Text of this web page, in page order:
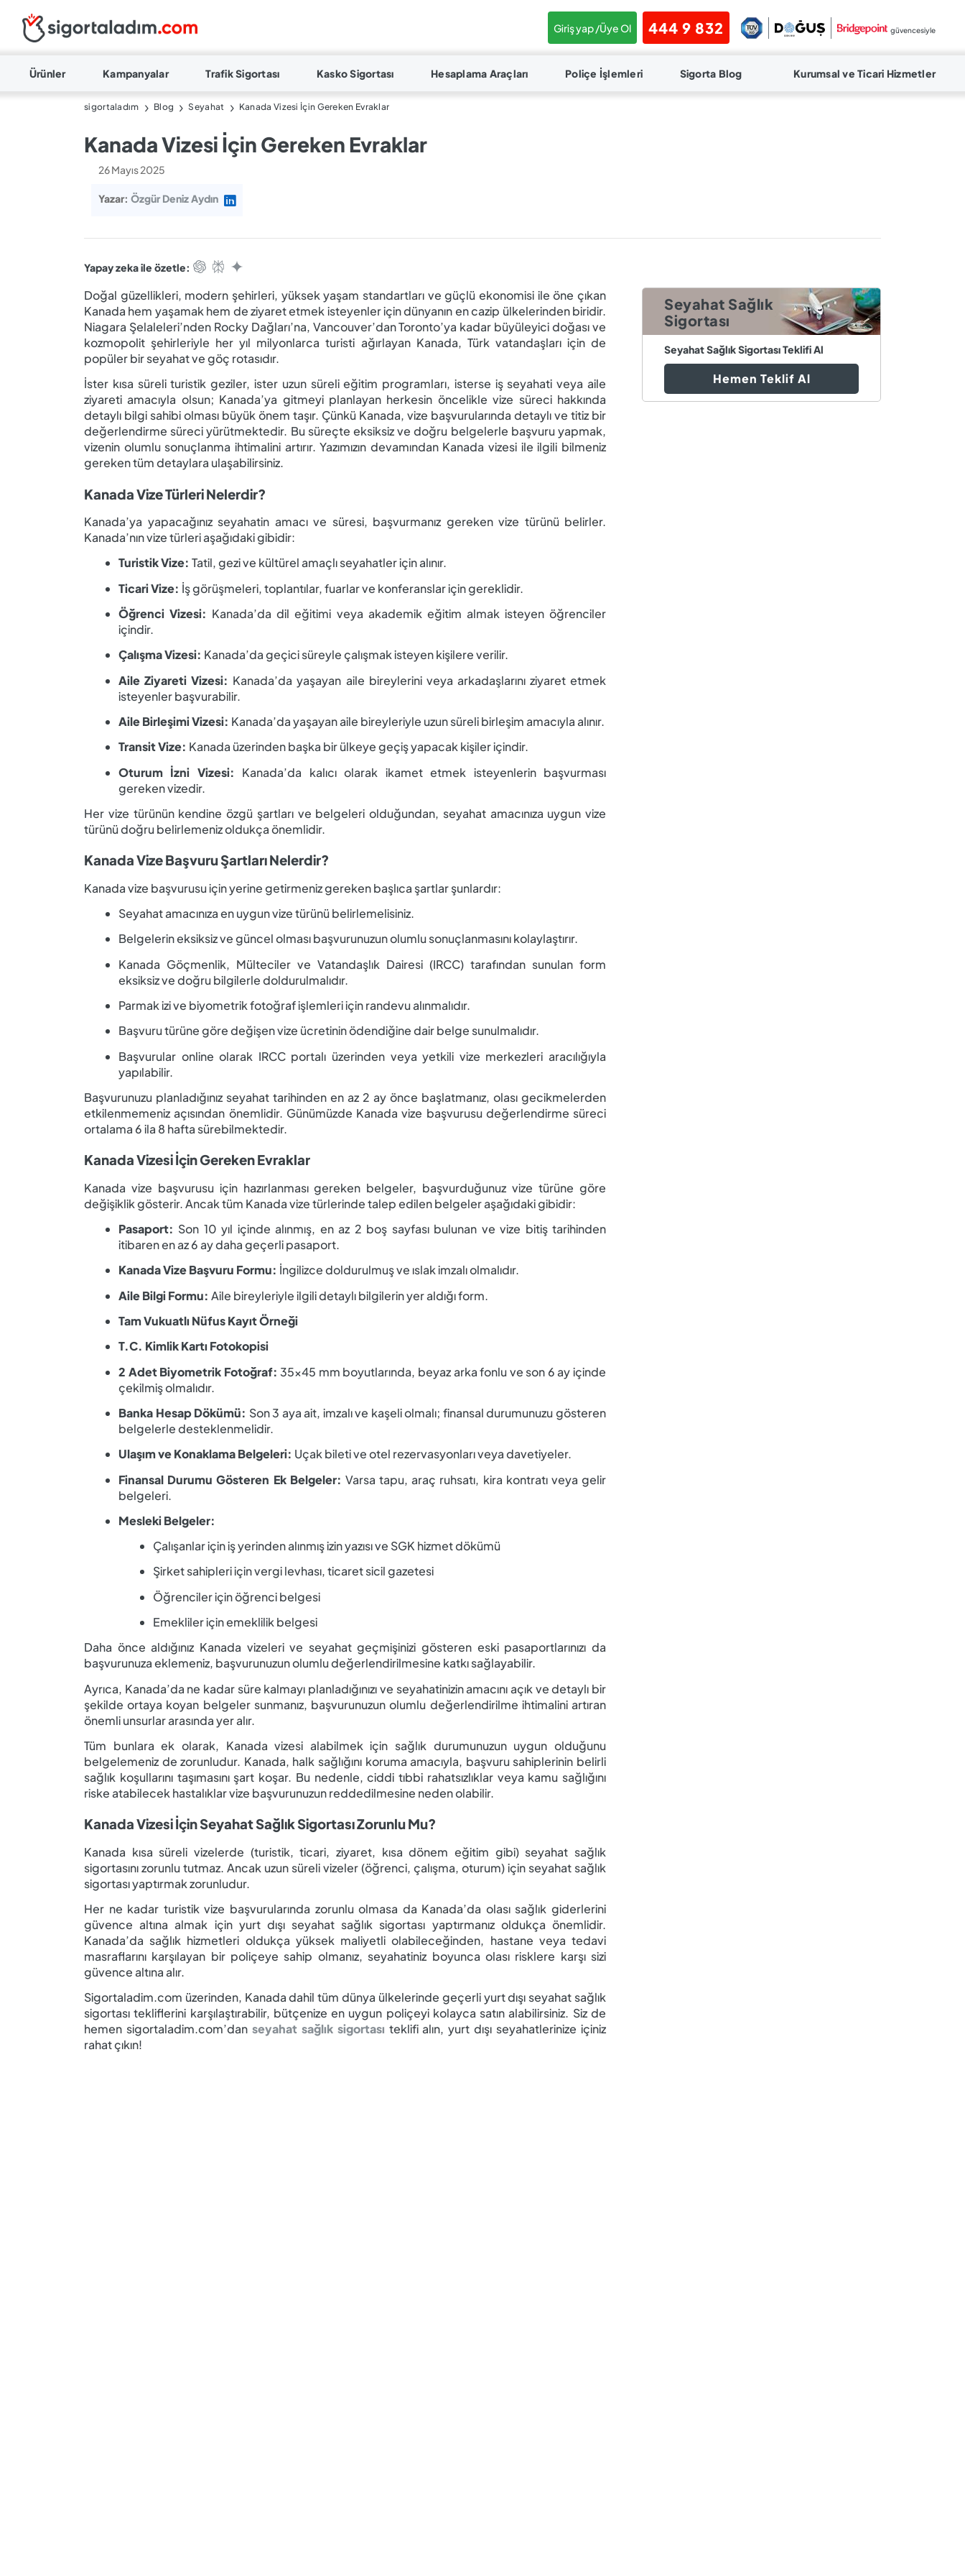
Giriş yap /Üye Ol 444 9 832 güvencesiyle
Ürünler Kampanyalar Trafik Sigortası Kasko Sigortası Hesaplama Araçları Poliçe İşlemleri Sigorta Blog Kurumsal ve Ticari Hizmetler
sigortaladım Blog Seyahat Kanada Vizesi İçin Gereken Evraklar
Kanada Vizesi İçin Gereken Evraklar
26 Mayıs 2025
Yazar: Özgür Deniz Aydın
Yapay zeka ile özetle:
Doğal güzellikleri, modern şehirleri, yüksek yaşam standartları ve güçlü ekonomisi ile öne çıkan
Kanada hem yaşamak hem de ziyaret etmek isteyenler için dünyanın en cazip ülkelerinden biridir.
Niagara Şelaleleri’nden Rocky Dağları’na, Vancouver’dan Toronto’ya kadar büyüleyici doğası ve
kozmopolit şehirleriyle her yıl milyonlarca turisti ağırlayan Kanada, Türk vatandaşları için de
popüler bir seyahat ve göç rotasıdır.
İster kısa süreli turistik geziler, ister uzun süreli eğitim programları, isterse iş seyahati veya aile
ziyareti amacıyla olsun; Kanada’ya gitmeyi planlayan herkesin öncelikle vize süreci hakkında
detaylı bilgi sahibi olması büyük önem taşır. Çünkü Kanada, vize başvurularında detaylı ve titiz bir
değerlendirme süreci yürütmektedir. Bu süreçte eksiksiz ve doğru belgelerle başvuru yapmak,
vizenin olumlu sonuçlanma ihtimalini artırır. Yazımızın devamından Kanada vizesi ile ilgili bilmeniz
gereken tüm detaylara ulaşabilirsiniz.
Kanada Vize Türleri Nelerdir?
Kanada’ya yapacağınız seyahatin amacı ve süresi, başvurmanız gereken vize türünü belirler.
Kanada’nın vize türleri aşağıdaki gibidir:
Turistik Vize: Tatil, gezi ve kültürel amaçlı seyahatler için alınır.
Ticari Vize: İş görüşmeleri, toplantılar, fuarlar ve konferanslar için gereklidir.
Öğrenci Vizesi: Kanada’da dil eğitimi veya akademik eğitim almak isteyen öğrenciler
içindir.
Çalışma Vizesi: Kanada’da geçici süreyle çalışmak isteyen kişilere verilir.
Aile Ziyareti Vizesi: Kanada’da yaşayan aile bireylerini veya arkadaşlarını ziyaret etmek
isteyenler başvurabilir.
Aile Birleşimi Vizesi: Kanada’da yaşayan aile bireyleriyle uzun süreli birleşim amacıyla alınır.
Transit Vize: Kanada üzerinden başka bir ülkeye geçiş yapacak kişiler içindir.
Oturum İzni Vizesi: Kanada’da kalıcı olarak ikamet etmek isteyenlerin başvurması
gereken vizedir.
Her vize türünün kendine özgü şartları ve belgeleri olduğundan, seyahat amacınıza uygun vize
türünü doğru belirlemeniz oldukça önemlidir.
Kanada Vize Başvuru Şartları Nelerdir?
Kanada vize başvurusu için yerine getirmeniz gereken başlıca şartlar şunlardır:
Seyahat amacınıza en uygun vize türünü belirlemelisiniz.
Belgelerin eksiksiz ve güncel olması başvurunuzun olumlu sonuçlanmasını kolaylaştırır.
Kanada Göçmenlik, Mülteciler ve Vatandaşlık Dairesi (IRCC) tarafından sunulan form
eksiksiz ve doğru bilgilerle doldurulmalıdır.
Parmak izi ve biyometrik fotoğraf işlemleri için randevu alınmalıdır.
Başvuru türüne göre değişen vize ücretinin ödendiğine dair belge sunulmalıdır.
Başvurular online olarak IRCC portalı üzerinden veya yetkili vize merkezleri aracılığıyla
yapılabilir.
Başvurunuzu planladığınız seyahat tarihinden en az 2 ay önce başlatmanız, olası gecikmelerden
etkilenmemeniz açısından önemlidir. Günümüzde Kanada vize başvurusu değerlendirme süreci
ortalama 6 ila 8 hafta sürebilmektedir.
Kanada Vizesi İçin Gereken Evraklar
Kanada vize başvurusu için hazırlanması gereken belgeler, başvurduğunuz vize türüne göre
değişiklik gösterir. Ancak tüm Kanada vize türlerinde talep edilen belgeler aşağıdaki gibidir:
Pasaport: Son 10 yıl içinde alınmış, en az 2 boş sayfası bulunan ve vize bitiş tarihinden
itibaren en az 6 ay daha geçerli pasaport.
Kanada Vize Başvuru Formu: İngilizce doldurulmuş ve ıslak imzalı olmalıdır.
Aile Bilgi Formu: Aile bireyleriyle ilgili detaylı bilgilerin yer aldığı form.
Tam Vukuatlı Nüfus Kayıt Örneği
T.C. Kimlik Kartı Fotokopisi
2 Adet Biyometrik Fotoğraf: 35x45 mm boyutlarında, beyaz arka fonlu ve son 6 ay içinde
çekilmiş olmalıdır.
Banka Hesap Dökümü: Son 3 aya ait, imzalı ve kaşeli olmalı; finansal durumunuzu gösteren
belgelerle desteklenmelidir.
Ulaşım ve Konaklama Belgeleri: Uçak bileti ve otel rezervasyonları veya davetiyeler.
Finansal Durumu Gösteren Ek Belgeler: Varsa tapu, araç ruhsatı, kira kontratı veya gelir
belgeleri.
Mesleki Belgeler:
Çalışanlar için iş yerinden alınmış izin yazısı ve SGK hizmet dökümü
Şirket sahipleri için vergi levhası, ticaret sicil gazetesi
Öğrenciler için öğrenci belgesi
Emekliler için emeklilik belgesi
Daha önce aldığınız Kanada vizeleri ve seyahat geçmişinizi gösteren eski pasaportlarınızı da
başvurunuza eklemeniz, başvurunuzun olumlu değerlendirilmesine katkı sağlayabilir.
Ayrıca, Kanada’da ne kadar süre kalmayı planladığınızı ve seyahatinizin amacını açık ve detaylı bir
şekilde ortaya koyan belgeler sunmanız, başvurunuzun olumlu değerlendirilme ihtimalini artıran
önemli unsurlar arasında yer alır.
Tüm bunlara ek olarak, Kanada vizesi alabilmek için sağlık durumunuzun uygun olduğunu
belgelemeniz de zorunludur. Kanada, halk sağlığını koruma amacıyla, başvuru sahiplerinin belirli
sağlık koşullarını taşımasını şart koşar. Bu nedenle, ciddi tıbbi rahatsızlıklar veya kamu sağlığını
riske atabilecek hastalıklar vize başvurunuzun reddedilmesine neden olabilir.
Kanada Vizesi İçin Seyahat Sağlık Sigortası Zorunlu Mu?
Kanada kısa süreli vizelerde (turistik, ticari, ziyaret, kısa dönem eğitim gibi) seyahat sağlık
sigortasını zorunlu tutmaz. Ancak uzun süreli vizeler (öğrenci, çalışma, oturum) için seyahat sağlık
sigortası yaptırmak zorunludur.
Her ne kadar turistik vize başvurularında zorunlu olmasa da Kanada’da olası sağlık giderlerini
güvence altına almak için yurt dışı seyahat sağlık sigortası yaptırmanız oldukça önemlidir.
Kanada’da sağlık hizmetleri oldukça yüksek maliyetli olabileceğinden, hastane veya tedavi
masraflarını karşılayan bir poliçeye sahip olmanız, seyahatiniz boyunca olası risklere karşı sizi
güvence altına alır.
Sigortaladim.com üzerinden, Kanada dahil tüm dünya ülkelerinde geçerli yurt dışı seyahat sağlık
sigortası tekliflerini karşılaştırabilir, bütçenize en uygun poliçeyi kolayca satın alabilirsiniz. Siz de
hemen sigortaladim.com’dan seyahat sağlık sigortası teklifi alın, yurt dışı seyahatlerinize içiniz
rahat çıkın!
Seyahat Sağlık
Sigortası
Seyahat Sağlık Sigortası Teklifi Al
Hemen Teklif Al